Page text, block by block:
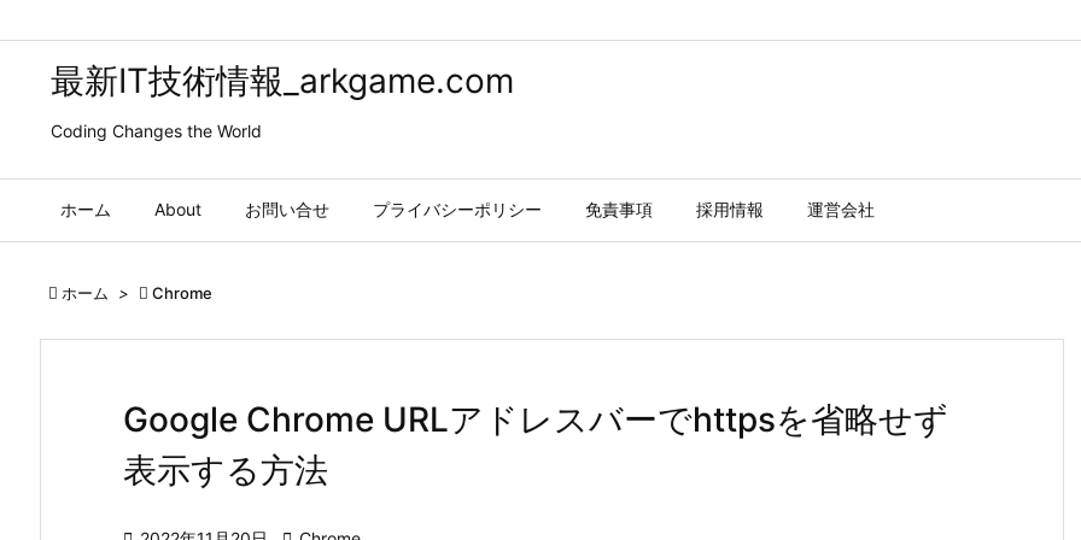
最新IT技術情報_arkgame.com
Coding Changes the World
ホーム About お問い合せ プライバシーポリシー 免責事項 採用情報 運営会社
 ホーム >  Chrome
Google Chrome URLアドレスバーでhttpsを省略せず
表示する方法